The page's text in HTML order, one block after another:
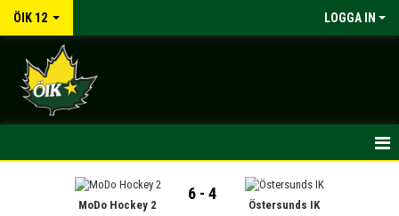
ÖIK 12 LOGGA IN
MoDo Hockey 2
6 - 4
Östersunds IK